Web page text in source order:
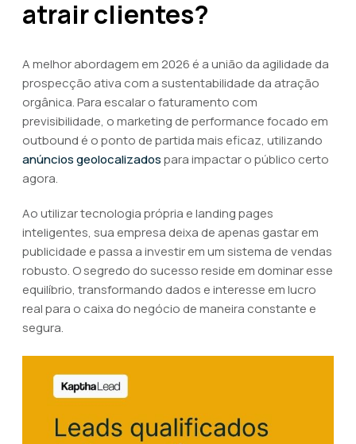
atrair clientes?
A melhor abordagem em 2026 é a união da agilidade da
prospecção ativa com a sustentabilidade da atração
orgânica. Para escalar o faturamento com
previsibilidade, o marketing de performance focado em
outbound é o ponto de partida mais eficaz, utilizando
anúncios geolocalizadospara impactar o público certo
agora.
Ao utilizar tecnologia própria e landing pages
inteligentes, sua empresa deixa de apenas gastar em
publicidade e passa a investir em um sistema de vendas
robusto. O segredo do sucesso reside em dominar esse
equilíbrio, transformando dados e interesse em lucro
real para o caixa do negócio de maneira constante e
segura.